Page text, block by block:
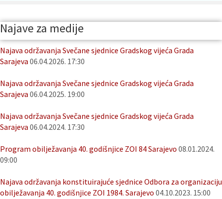
Najave za medije
Najava održavanja Svečane sjednice Gradskog vijeća Grada
Sarajeva 06.04.2026. 17:30
Najava održavanja Svečane sjednice Gradskog vijeća Grada
Sarajeva 06.04.2025. 19:00
Najava održavanja Svečane sjednice Gradskog vijeća Grada
Sarajeva 06.04.2024. 17:30
Program obilježavanja 40. godišnjice ZOI 84 Sarajevo 08.01.2024.
09:00
Najava održavanja konstituirajuće sjednice Odbora za organizaciju
obilježavanja 40. godišnjice ZOI 1984. Sarajevo 04.10.2023. 15:00